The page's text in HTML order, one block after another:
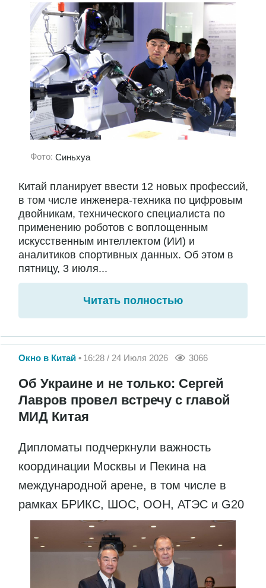
Фото: Синьхуа
Китай планирует ввести 12 новых профессий,
в том числе инженера-техника по цифровым
двойникам, технического специалиста по
применению роботов с воплощенным
искусственным интеллектом (ИИ) и
аналитиков спортивных данных. Об этом в
пятницу, 3 июля...
Читать полностью
Окно в Китай 16:28 / 24 Июля 2026 3066
Об Украине и не только: Сергей
Лавров провел встречу с главой
МИД Китая
Дипломаты подчеркнули важность
координации Москвы и Пекина на
международной арене, в том числе в
рамках БРИКС, ШОС, ООН, АТЭС и G20